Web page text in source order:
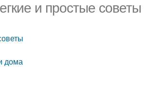
и простые советы
дома